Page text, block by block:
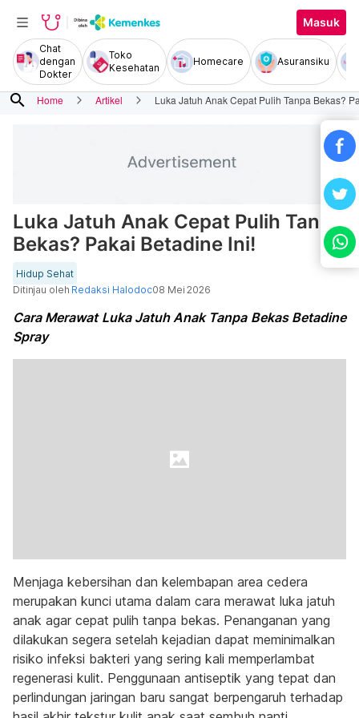
Masuk
Chat
dengan
Dokter
Toko
Kesehatan
Homecare Asuransiku
search Home Artikel Luka Jatuh Anak Cepat Pulih Tanpa Bekas?
Luka Jatuh Anak Cepat Pulih Tanpa
Bekas? Pakai Betadine Ini!
Hidup Sehat
Ditinjau oleh Redaksi Halodoc08 Mei 2026
Cara Merawat Luka Jatuh Anak Tanpa Bekas Betadine
Spray
Menjaga kebersihan dan kelembapan area cedera
merupakan kunci utama dalam cara merawat luka jatuh
anak agar cepat pulih tanpa bekas. Penanganan yang
dilakukan segera setelah kejadian dapat meminimalkan
risiko infeksi bakteri yang sering kali memperlambat
regenerasi kulit. Penggunaan antiseptik yang tepat dan
perlindungan jaringan baru sangat berpengaruh terhadap